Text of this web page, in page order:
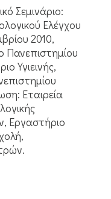
Σεμινάριο:
Ελέγχου
2010,
Πανεπιστημίου
Υγιεινής,
Εταιρεία
Εργαστήριο